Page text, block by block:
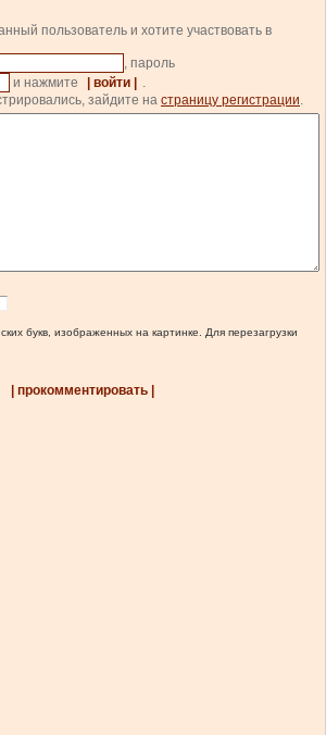
пользователь и хотите участвовать в
, пароль
и нажмите
| войти |
.
зайдите на страницу регистрации.
букв, изображенных на картинке. Для перезагрузки
| прокомментировать |